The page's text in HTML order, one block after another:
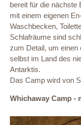
bereit für die nächste
mit einem eigenen
Waschbecken,
Schlafräume sind
zum Detail, um einen
selbst im Land des
Antarktis.
Das Camp wird von
Whichaway Camp -